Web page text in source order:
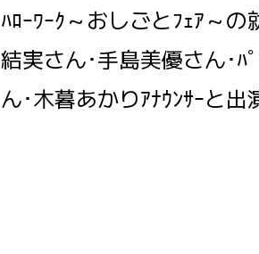
ﾊﾛｰﾜｰｸ～おしごとﾌｪｱ～
結実さん･手島美優さん･ﾊ
ん･木暮あかりｱﾅｳﾝｻｰと出